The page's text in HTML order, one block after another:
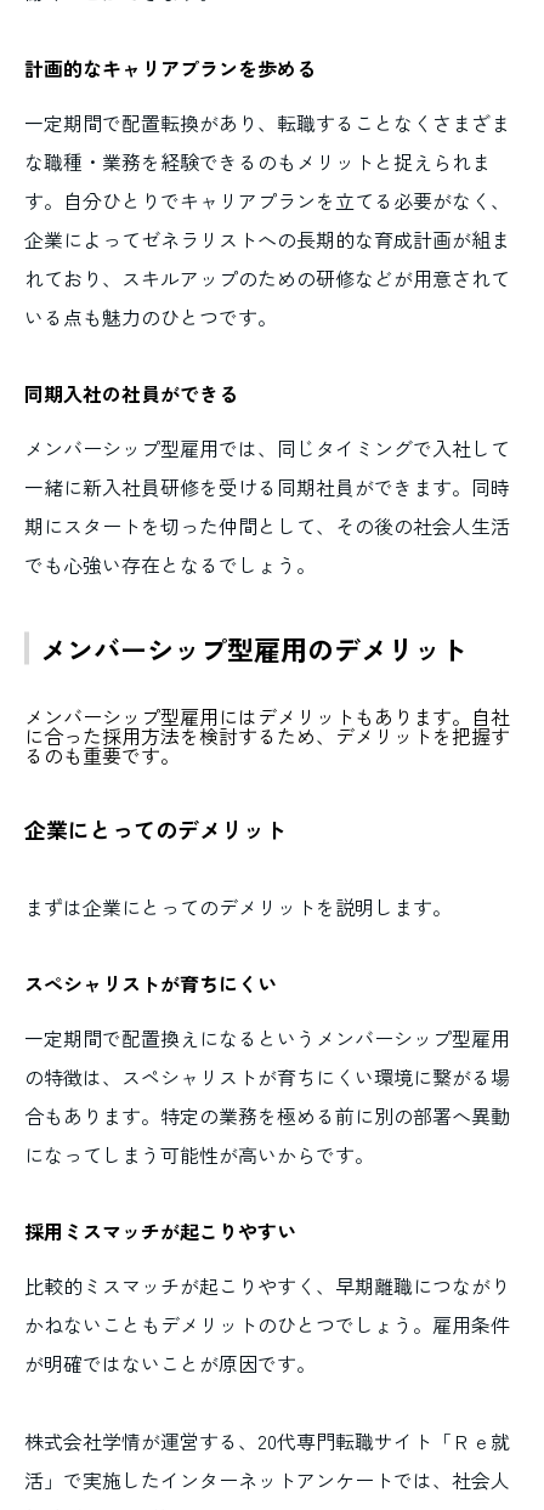
計画的なキャリアプランを歩める
一定期間で配置転換があり、転職することなくさまざま
な職種・業務を経験できるのもメリットと捉えられま
す。自分ひとりでキャリアプランを立てる必要がなく、
企業によってゼネラリストへの長期的な育成計画が組ま
れており、スキルアップのための研修などが用意されて
いる点も魅力のひとつです。
同期入社の社員ができる
メンバーシップ型雇用では、同じタイミングで入社して
一緒に新入社員研修を受ける同期社員ができます。同時
期にスタートを切った仲間として、その後の社会人生活
でも心強い存在となるでしょう。
メンバーシップ型雇用のデメリット
メンバーシップ型雇用にはデメリットもあります。自社
に合った採用方法を検討するため、デメリットを把握す
るのも重要です。
企業にとってのデメリット
まずは企業にとってのデメリットを説明します。
スペシャリストが育ちにくい
一定期間で配置換えになるというメンバーシップ型雇用
の特徴は、スペシャリストが育ちにくい環境に繋がる場
合もあります。特定の業務を極める前に別の部署へ異動
になってしまう可能性が高いからです。
採用ミスマッチが起こりやすい
比較的ミスマッチが起こりやすく、早期離職につながり
かねないこともデメリットのひとつでしょう。雇用条件
が明確ではないことが原因です。
株式会社学情が運営する、20代専門転職サイト「Ｒｅ就
活」で実施したインターネットアンケートでは、社会人